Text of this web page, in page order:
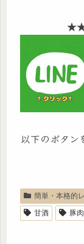
以下のボタン
簡単・本格的
甘酒
豚肉